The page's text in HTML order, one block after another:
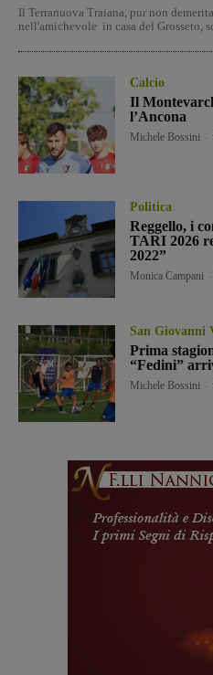
Il Terranuova Traiana, pur non
nell'amichevole in casa del Grosseto,
Calcio
Il
l’Ancona
Michele Bossini
Politica
Reggello, i
TARI 2026
2022”
Monica Campani
San Giovanni
Prima
“Fedini”
Michele Bossini